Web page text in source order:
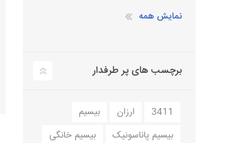
نمایش همه
برچسب های پر طرفدار
3411 ارزان
بیسیم
بیسیم پاناسونیک
بیسیم خانگی